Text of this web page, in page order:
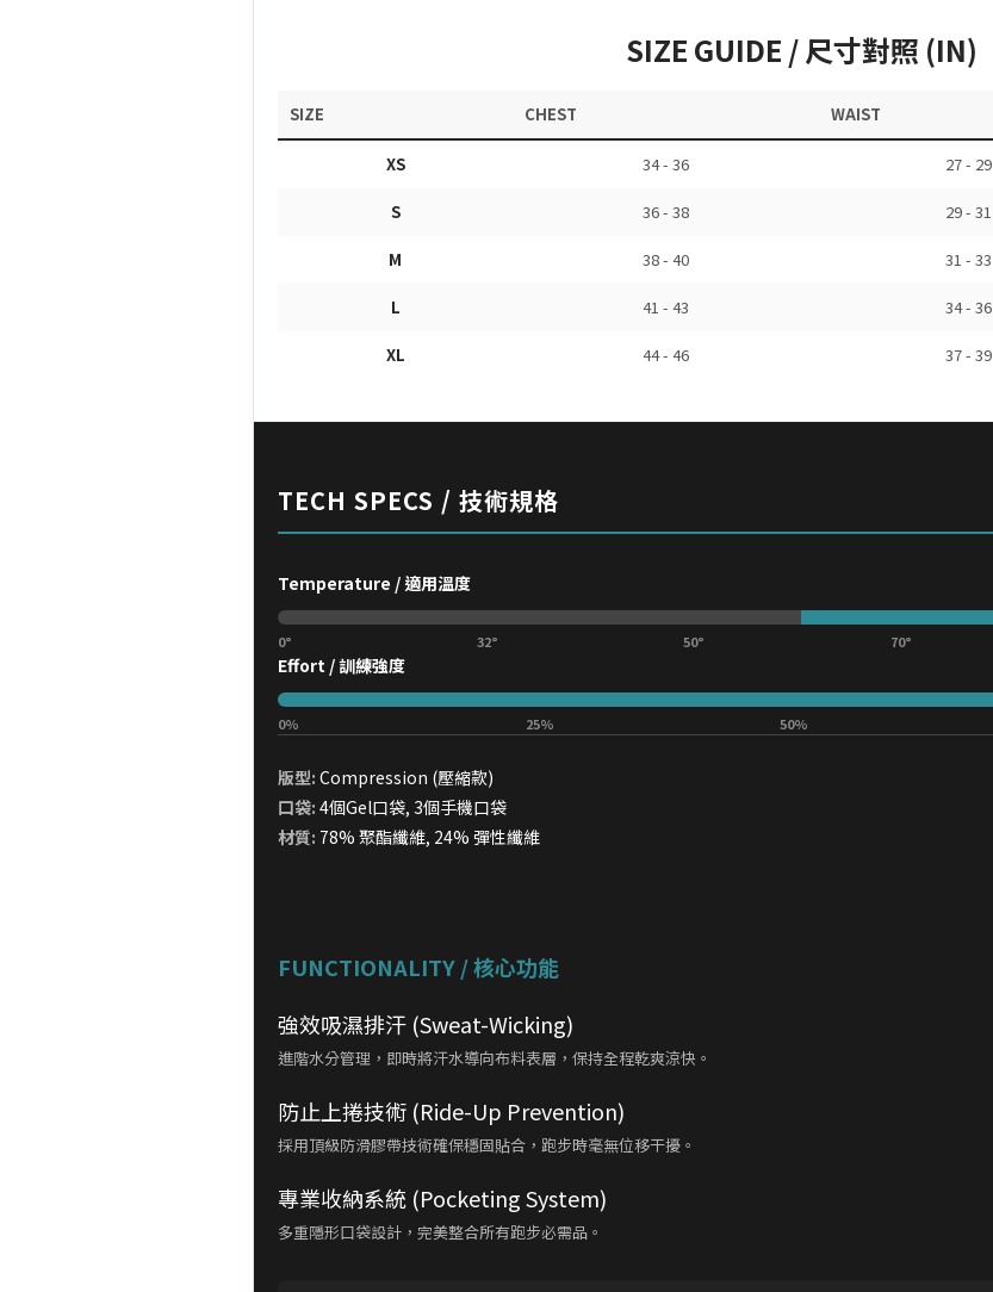
SIZE GUIDE / 尺寸對照 (IN)
SIZE CHEST WAIST
XS 34 - 36 27 - 29
S 36 - 38 29 - 31
M 38 - 40 31 - 33
L 41 - 43 34 - 36
XL 44 - 46 37 - 39
TECH SPECS / 技術規格
Temperature / 適用溫度
0° 32° 50° 70°
Effort / 訓練強度
0% 25% 50%
版型: Compression (壓縮款)
口袋: 4個Gel口袋, 3個手機口袋
材質: 78% 聚酯纖維, 24% 彈性纖維
FUNCTIONALITY / 核心功能
強效吸濕排汗 (Sweat-Wicking)
進階水分管理，即時將汗水導向布料表層，保持全程乾爽涼快。
防止上捲技術 (Ride-Up Prevention)
採用頂級防滑膠帶技術確保穩固貼合，跑步時毫無位移干擾。
專業收納系統 (Pocketing System)
多重隱形口袋設計，完美整合所有跑步必需品。